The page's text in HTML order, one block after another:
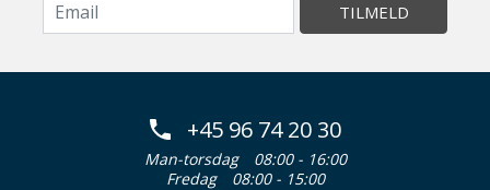
TILMELD
+45 96 74 20 30
Man-torsdag
08:00 - 16:00
Fredag
08:00 - 15:00